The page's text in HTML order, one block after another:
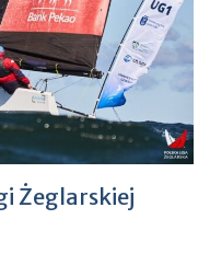
Żeglarskiej